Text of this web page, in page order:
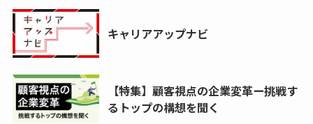
キャリアアップナビ
【特集】顧客視点の企業変革ー挑戦す
るトップの構想を聞く